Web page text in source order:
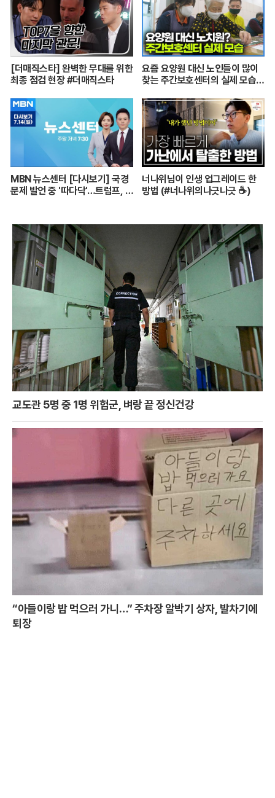
[더매직스타] 완벽한 무대를 위한
최종 점검 현장 #더매직스타
요즘 요양원 대신 노인들이 많이
찾는 주간보호센터의 실제 모습
양보호사의 하루┃주간보호센터
24시┃PD로그┃#골라듄다큐
MBN 뉴스센터 [다시보기] 국경
문제 발언 중 '따다닥'…트럼프, 피
너나위님이 인생 업그레이드 한
방법 (#너나위의나긋나긋 ☕)
교도관 5명 중 1명 위험군, 벼랑 끝 정신건강
“아들이랑 밥 먹으러 가니…” 주차장 알박기 상자, 발차기에
퇴장